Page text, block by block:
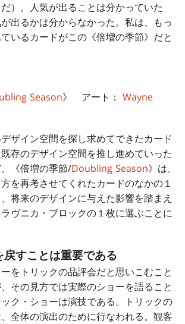
）。人気が出ることは分かっていた
出るかは分からなかった。私は、もっ
いるカードがこの《倍増の季節》だと
Season》 アート：Wayne
ザイン空間を探し求めてできたカード
存のデザイン空間を推し進めていった
《倍増の季節/Doubling Season》は、
を再考させてくれたカードのなかの１
将来のデザインに与えた影響を踏まえ
ヴニカ・ブロックの１枚に選ぶことに
戻すことは重要である
をトリックの品評会だと思いこむこと
その見方では実際のショーを語ること
ク・ショーは演技である。トリックの
全体の演出のために行なわれる。観客